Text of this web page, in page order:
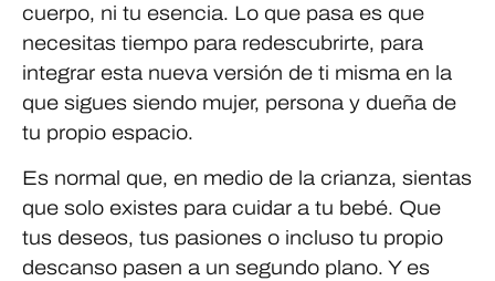
cuerpo, ni tu esencia. Lo que pasa es que
necesitas tiempo para redescubrirte, para
integrar esta nueva versión de ti misma en la
que sigues siendo mujer, persona y dueña de
tu propio espacio.
Es normal que, en medio de la crianza, sientas
que solo existes para cuidar a tu bebé. Que
tus deseos, tus pasiones o incluso tu propio
descanso pasen a un segundo plano. Y es